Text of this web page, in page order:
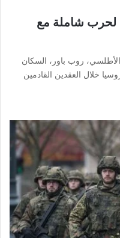
لحرب شاملة مع
روب باور، السكان
خلال العقدين القادمين